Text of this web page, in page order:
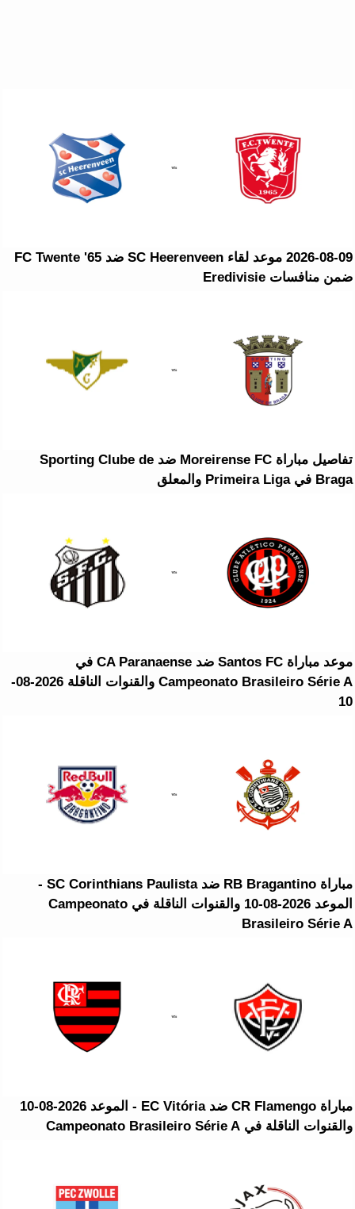
2026-08-09 موعد لقاء SC Heerenveen ضد FC Twente '65
ضمن منافسات Eredivisie
تفاصيل مباراة Moreirense FC ضد Sporting Clube de
Braga في Primeira Liga والمعلق
موعد مباراة Santos FC ضد CA Paranaense في
Campeonato Brasileiro Série A والقنوات الناقلة 2026-08-
10
مباراة RB Bragantino ضد SC Corinthians Paulista -
الموعد 2026-08-10 والقنوات الناقلة في Campeonato
Brasileiro Série A
مباراة CR Flamengo ضد EC Vitória - الموعد 2026-08-10
والقنوات الناقلة في Campeonato Brasileiro Série A